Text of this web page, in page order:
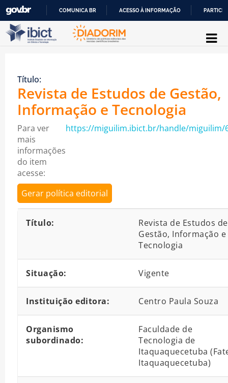
IR
COMUNICA BR ACESSO À INFORMAÇÃO
Pular para o conteúdo
Título:
Revista de Estudos de Gestão,
Informação e Tecnologia
Para ver
mais
informações
do item
acesse:
https://miguilim.ibict.br/handle/miguilim/
Gerar política editorial
Título:
Revista de Estudos de
Gestão, Informação e
Tecnologia
Situação: Vigente
Instituição editora: Centro Paula Souza
Organismo
subordinado:
Faculdade de
Tecnologia de
Itaquaquecetuba
Itaquaquecetuba)